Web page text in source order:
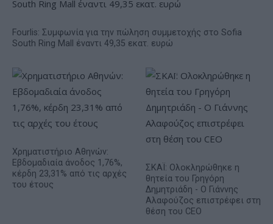
Fourlis: Συμφωνία για την πώληση συμμετοχής στο Sofia
South Ring Mall έναντι 49,35 εκατ. ευρώ
Χρηματιστήριο Αθηνών:
Εβδομαδιαία άνοδος 1,76%,
κέρδη 23,31% από τις αρχές
του έτους
ΣΚΑΪ: Ολοκληρώθηκε η
θητεία του Γρηγόρη
Δημητριάδη - Ο Γιάννης
Αλαφούζος επιστρέφει στη
θέση του CEO